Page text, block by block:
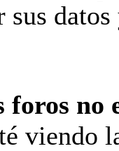
foros no
viendo